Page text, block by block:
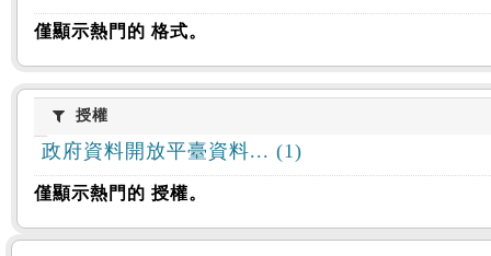
僅顯示熱門的 格式。
授權授權
政府資料開放平臺資料... (1)
僅顯示熱門的 授權。